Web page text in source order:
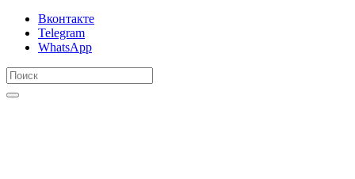
Вконтакте
Telegram
WhatsApp